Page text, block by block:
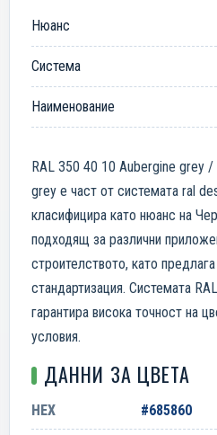
Нюанс
Система
Наименование
RAL 350 40 10 Aubergine grey
grey е част от системата ral
класифицира като нюанс на
подходящ за различни
строителството, като
стандартизация. Системата
гарантира висока точност на
условия.
ДАННИ ЗА ЦВЕТА
HEX #685860